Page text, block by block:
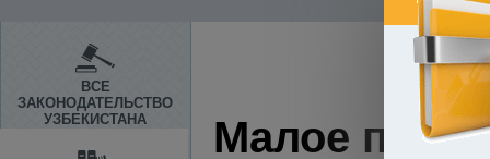
ВСЕ
ЗАКОНОДАТЕЛЬСТВО
УЗБЕКИСТАНА
Малое